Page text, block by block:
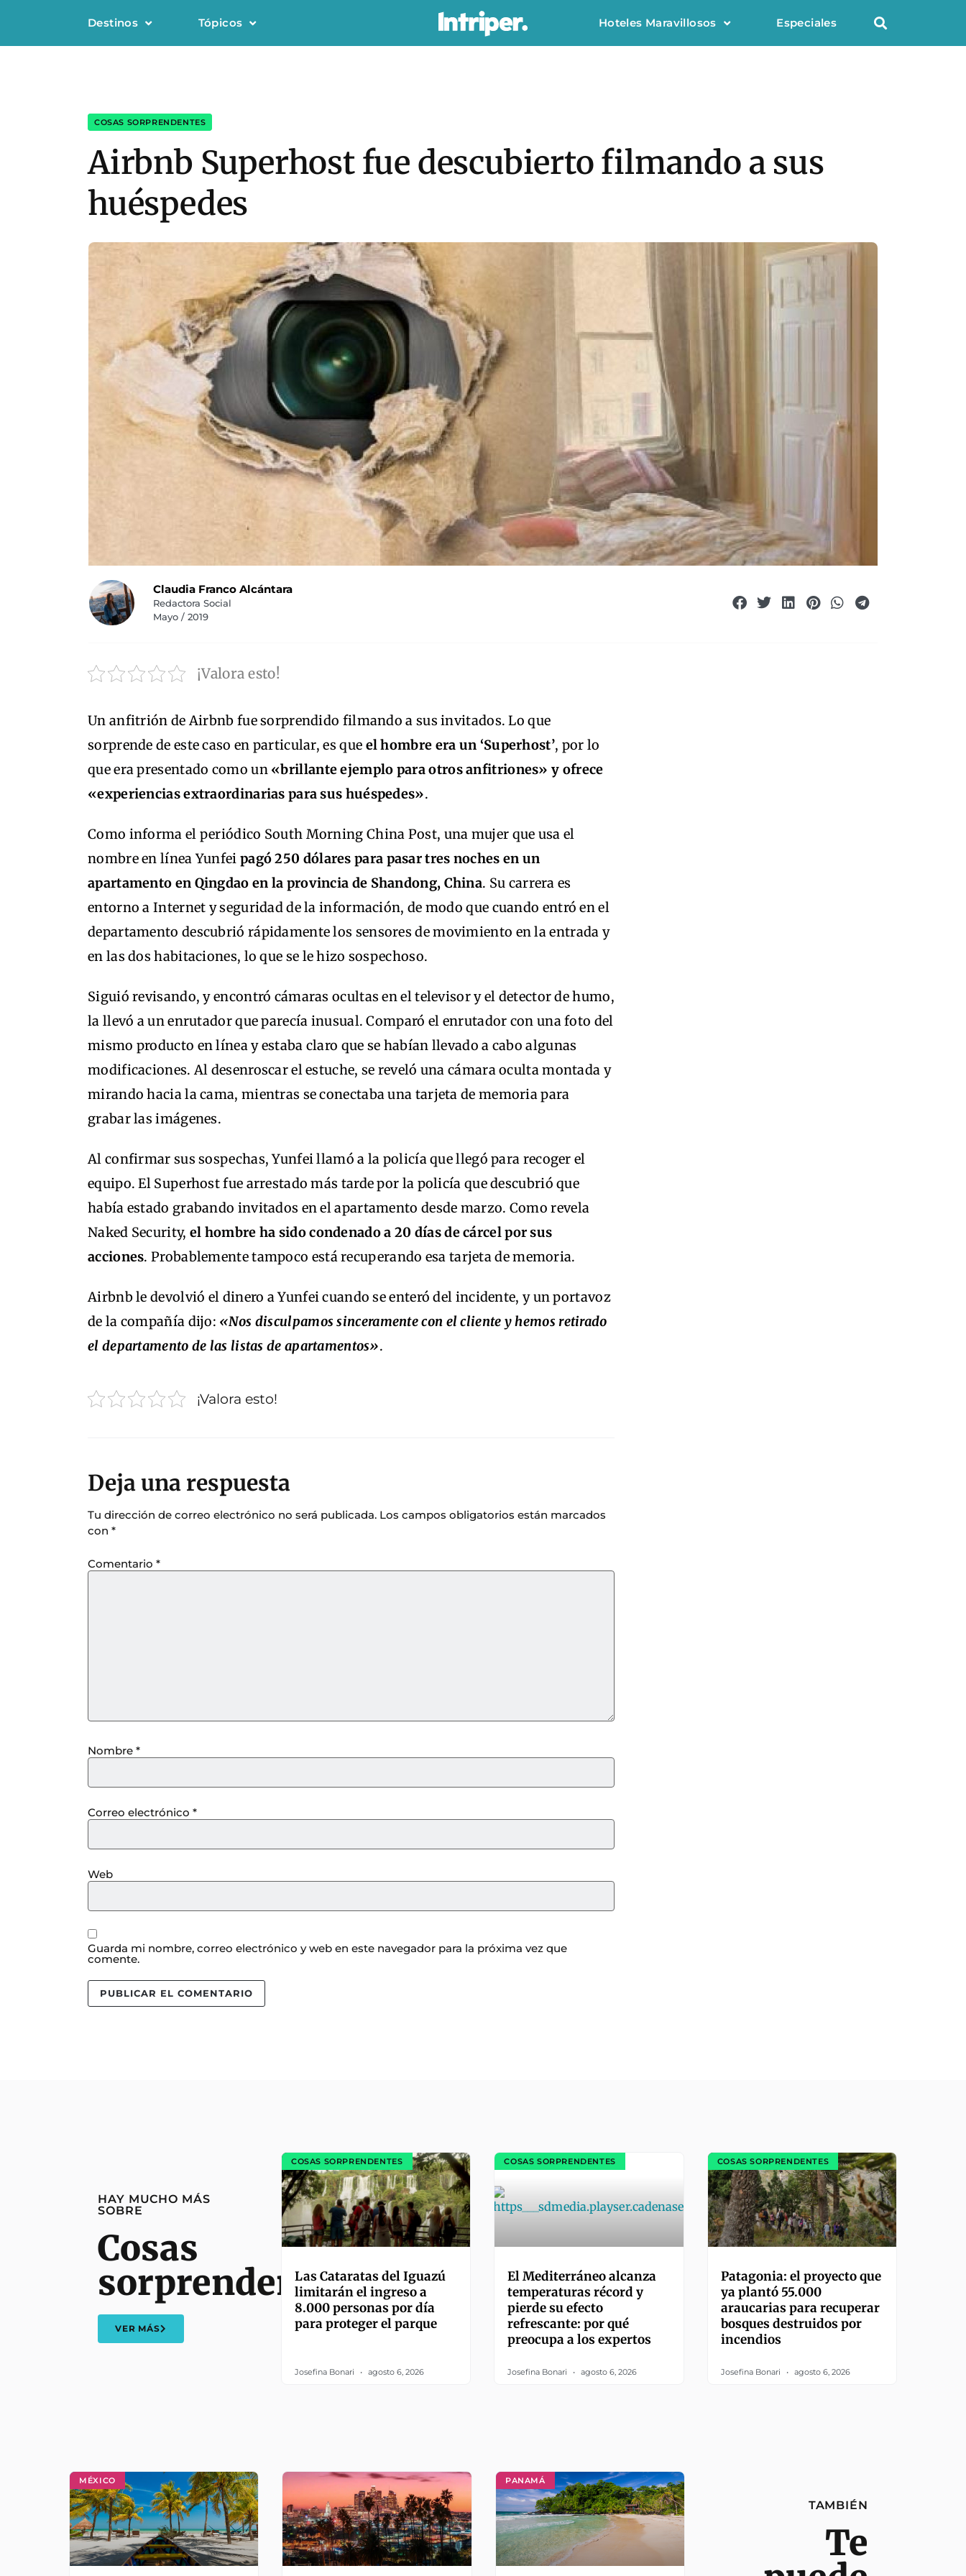
Destinos Tópicos Hoteles Maravillosos Especiales
COSAS SORPRENDENTES
Airbnb Superhost fue descubierto filmando a sus
huéspedes
Claudia Franco Alcántara
Redactora Social
Mayo / 2019
¡Valora esto!
Un anfitrión de Airbnb fue sorprendido filmando a sus invitados. Lo que
sorprende de este caso en particular, es que el hombre era un ‘Superhost’, por lo
que era presentado como un «brillante ejemplo para otros anfitriones» y ofrece
«experiencias extraordinarias para sus huéspedes».
Como informa el periódico South Morning China Post, una mujer que usa el
nombre en línea Yunfei pagó 250 dólares para pasar tres noches en un
apartamento en Qingdao en la provincia de Shandong, China. Su carrera es
entorno a Internet y seguridad de la información, de modo que cuando entró en el
departamento descubrió rápidamente los sensores de movimiento en la entrada y
en las dos habitaciones, lo que se le hizo sospechoso.
Siguió revisando, y encontró cámaras ocultas en el televisor y el detector de humo,
la llevó a un enrutador que parecía inusual. Comparó el enrutador con una foto del
mismo producto en línea y estaba claro que se habían llevado a cabo algunas
modificaciones. Al desenroscar el estuche, se reveló una cámara oculta montada y
mirando hacia la cama, mientras se conectaba una tarjeta de memoria para
grabar las imágenes.
Al confirmar sus sospechas, Yunfei llamó a la policía que llegó para recoger el
equipo. El Superhost fue arrestado más tarde por la policía que descubrió que
había estado grabando invitados en el apartamento desde marzo. Como revela
Naked Security, el hombre ha sido condenado a 20 días de cárcel por sus
acciones. Probablemente tampoco está recuperando esa tarjeta de memoria.
Airbnb le devolvió el dinero a Yunfei cuando se enteró del incidente, y un portavoz
de la compañía dijo: «Nos disculpamos sinceramente con el cliente y hemos retirado
el departamento de las listas de apartamentos».
¡Valora esto!
Deja una respuesta
Tu dirección de correo electrónico no será publicada. Los campos obligatorios están marcados
con *
Comentario *
Nombre *
Correo electrónico *
Web
Guarda mi nombre, correo electrónico y web en este navegador para la próxima vez que
comente.
HAY MUCHO MÁS
SOBRE
Cosas
sorprendentes
VER MÁS
COSAS SORPRENDENTES
Las Cataratas del Iguazú
limitarán el ingreso a
8.000 personas por día
para proteger el parque
Josefina Bonari agosto 6, 2026
COSAS SORPRENDENTES
El Mediterráneo alcanza
temperaturas récord y
pierde su efecto
refrescante: por qué
preocupa a los expertos
Josefina Bonari agosto 6, 2026
COSAS SORPRENDENTES
Patagonia: el proyecto que
ya plantó 55.000
araucarias para recuperar
bosques destruidos por
incendios
Josefina Bonari agosto 6, 2026
MÉXICO PANAMÁ
TAMBIÉN
Te